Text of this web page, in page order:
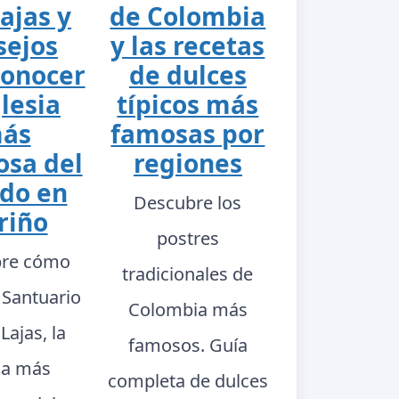
y
del
en
cómo
la
más
de Colombia
y las recetas
de dulces
típicos más
famosas por
regiones
Descubre los
postres
tradicionales de
Colombia más
famosos. Guía
completa de dulces